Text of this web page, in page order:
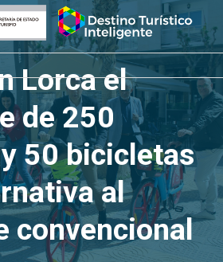
Lorca el
de 250
50 bicicletas
al
convencional